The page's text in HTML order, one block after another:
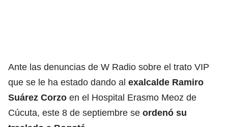
Ante las denuncias de W Radio sobre el trato VIP
que se le ha estado dando al exalcalde Ramiro
Suárez Corzo en el Hospital Erasmo Meoz de
Cúcuta, este 8 de septiembre se ordenó su